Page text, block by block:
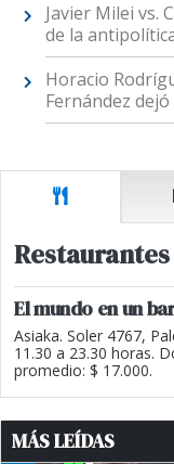
Javier Milei vs.
de la
Horacio
Fernández
Restaurantes
El mundo en un
Asiaka. Soler 4767,
11.30 a 23.30 horas.
promedio: $ 17.000.
MÁS LEÍDAS